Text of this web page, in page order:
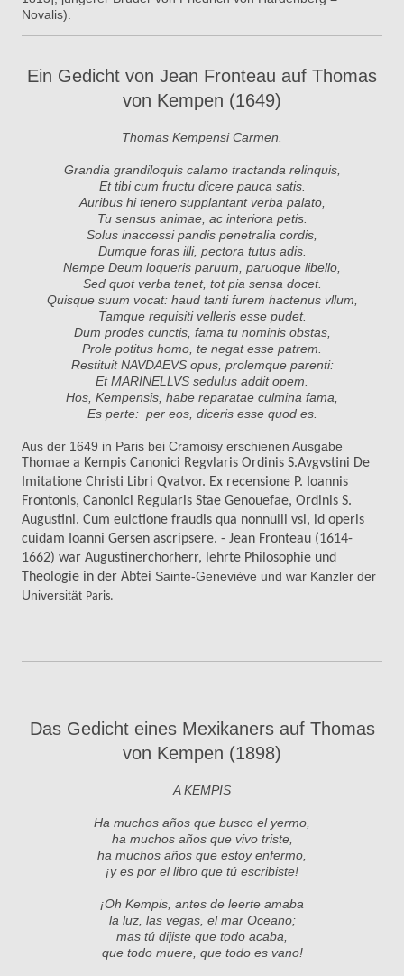
Novalis).
Ein Gedicht von Jean Fronteau auf Thomas
von Kempen (1649)
Thomas Kempensi Carmen.
Grandia grandiloquis calamo tractanda relinquis,
Et tibi cum fructu dicere pauca satis.
Auribus hi tenero supplantant verba palato,
Tu sensus animae, ac interiora petis.
Solus inaccessi pandis penetralia cordis,
Dumque foras illi, pectora tutus adis.
Nempe Deum loqueris paruum, paruoque libello,
Sed quot verba tenet, tot pia sensa docet.
Quisque suum vocat: haud tanti furem hactenus vllum,
Tamque requisiti velleris esse pudet.
Dum prodes cunctis, fama tu nominis obstas,
Prole potitus homo, te negat esse patrem.
RestituitNAVDAEVSopus, prolemque parenti:
EtMARINELLVS sedulus addit opem.
Hos, Kempensis, habe reparatae culmina fama,
Es perte: per eos, diceris esse quod es.
Aus der 1649 in Paris bei Cramoisy erschienen Ausgabe
Thomae a Kempis Canonici Regvlaris Ordinis S.Avgvstini De
Imitatione Christi Libri Qvatvor. Ex recensione P. Ioannis
Frontonis, Canonici Regularis Stae Genouefae, Ordinis S.
Augustini. Cum euictione fraudis qua nonnulli vsi, id operis
cuidam Ioanni Gersen ascripsere. - Jean Fronteau (1614-
1662) war Augustinerchorherr, lehrte Philosophie und
Theologie in der Abtei Sainte-Geneviève und war Kanzler der
Universität Paris.
Das Gedicht eines Mexikaners auf Thomas
von Kempen (1898)
A KEMPIS
Ha muchos años que busco el yermo,
ha muchos años que vivo triste,
ha muchos años que estoy enfermo,
¡y es por el libro que tú escribiste!
¡Oh Kempis, antes de leerte amaba
la luz, las vegas, el mar Oceano;
mas tú dijiste que todo acaba,
que todo muere, que todo es vano!